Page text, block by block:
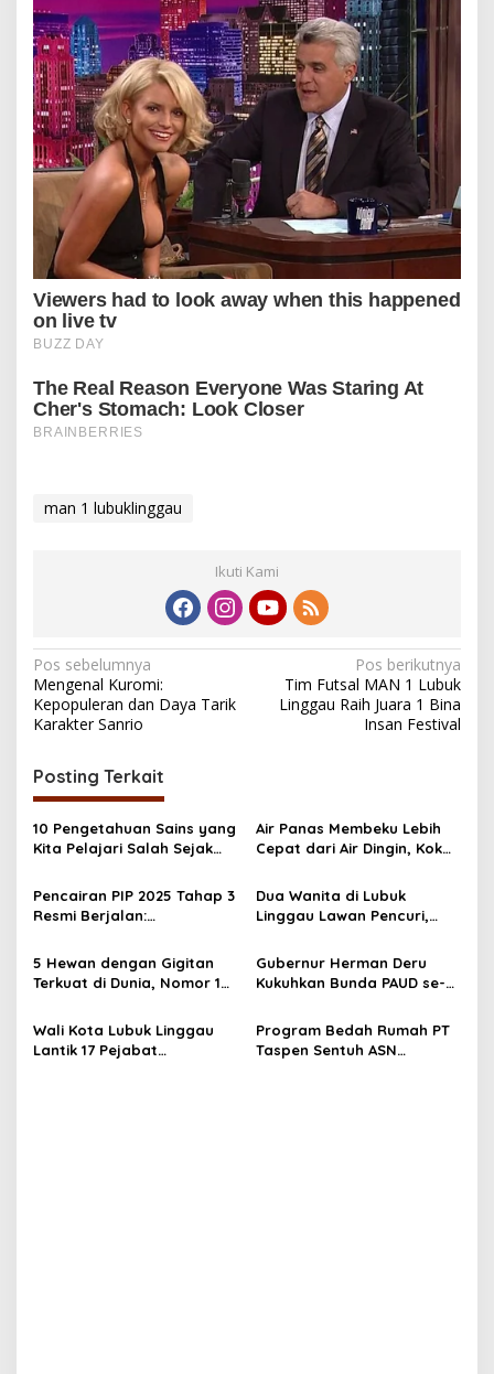
man 1 lubuklinggau
Ikuti Kami
N
a
v
i
g
a
s
i
p
s
Pos sebelumnya
Mengenal Kuromi:
Kepopuleran dan Daya Tarik
Karakter Sanrio
Pos berikutnya
Tim Futsal MAN 1 Lubuk
Linggau Raih Juara 1 Bina
Insan Festival
Posting Terkait
10 Pengetahuan Sains yang
Kita Pelajari Salah Sejak
Air Panas Membeku Lebih
Cepat dari Air Dingin, Kok
Pencairan PIP 2025 Tahap 3
Resmi Berjalan:
Menerima Bantuan
Pendidikan hingga
Dua Wanita di Lubuk
Linggau Lawan Pencuri,
5 Hewan dengan Gigitan
Terkuat di Dunia, Nomor 1
Gubernur Herman Deru
Kukuhkan Bunda PAUD se-
Tegaskan Pentingnya
Deteksi Dini Kecerdasan
Anak
Wali Kota Lubuk Linggau
Lantik 17 Pejabat
Program Bedah Rumah PT
Taspen Sentuh ASN